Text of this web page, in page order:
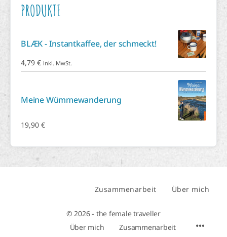
PRODUKTE
BLÆK - Instantkaffee, der schmeckt!
4,79 € inkl. MwSt.
Meine Wümmewanderung
19,90 €
Zusammenarbeit Über mich
© 2026 - the female traveller
Über mich
Zusammenarbeit